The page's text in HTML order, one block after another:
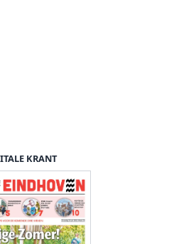
KRANT